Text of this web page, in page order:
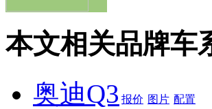
本文相关品牌车
奥迪Q3 报价 图片 配置